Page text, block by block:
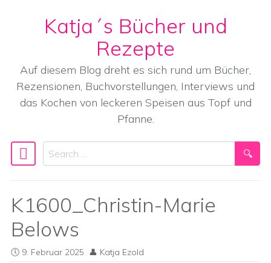
Skip to content
Katja´s Bücher und
Rezepte
Auf diesem Blog dreht es sich rund um Bücher,
Rezensionen, Buchvorstellungen, Interviews und
das Kochen von leckeren Speisen aus Topf und
Pfanne.
Main Navigation
Search
K1600_Christin-Marie
Belows
9. Februar 2025 Katja Ezold